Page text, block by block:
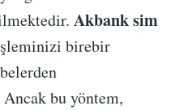
Akbank sim
birebir
bu yöntem,